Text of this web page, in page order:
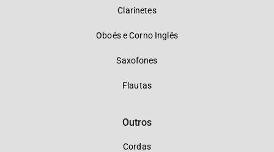
Clarinetes
Oboés e Corno Inglês
Saxofones
Flautas
Outros
Cordas